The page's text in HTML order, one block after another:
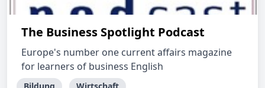
The Business Spotlight Podcast
Europe's number one current affairs magazine
for learners of business English